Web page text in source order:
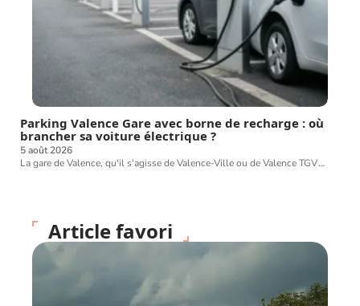
Parking Valence Gare avec borne de recharge : où
brancher sa voiture électrique ?
5 août 2026
La gare de Valence, qu'il s'agisse de Valence-Ville ou de Valence TGV…
Article favori